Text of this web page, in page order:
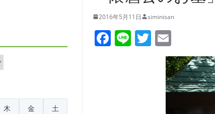
2016年5月11日 siminisan
F Li T
itt
er
m
ai
l
木 金 土